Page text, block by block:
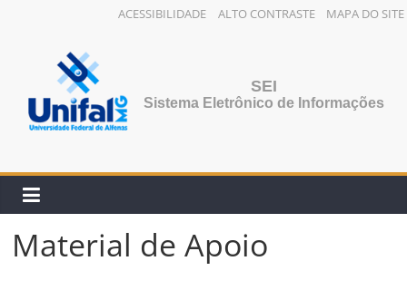
ACESSIBILIDADE ALTO CONTRASTE MAPA DO SITE
conteúdo
SEI
Sistema Eletrônico de Informações
Material de Apoio